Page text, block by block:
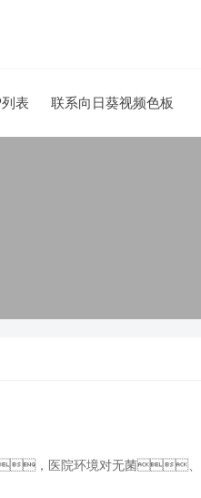
表 联系向日葵视频色板
，医院环境对无菌、